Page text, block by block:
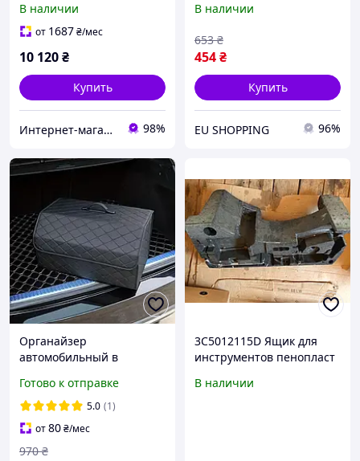
В наличии
от 1687₴/мес
10 120₴
Купить
Интернет-магазин автозапчастей ВсеАвто 98%
багажника 25 л серая
В наличии
454₴
653 ₴
Купить
EU SHOPPING 96%
Органайзер
автомобильный в
автомобиля саквояж в
машину ящик для
багажника 40х30х30см
Готово к отправке
5.0 (1)
от80₴/мес
970 ₴
3C5012115D Ящик для
инструментов пенопласт
VW Passta B6 05-10 3C5
В наличии